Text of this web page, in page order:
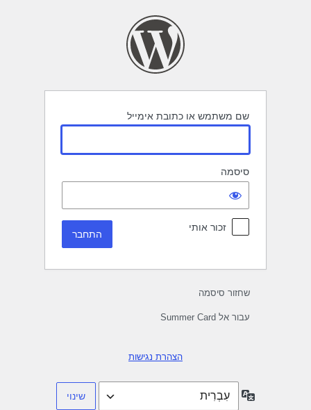
שם משתמש או כתובת אימייל
סיסמה
זכור אותי
שחזור סיסמה
עבור אל Summer Card
הצהרת נגישות
שפה